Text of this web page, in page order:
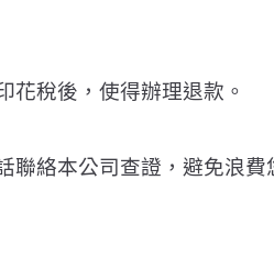
花稅後，使得辦理退款。
絡本公司查證，避免浪費